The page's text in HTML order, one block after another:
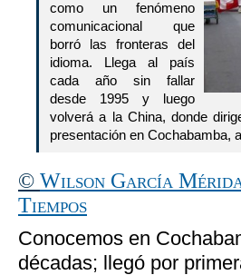
como un fenómeno
comunicacional que
borró las fronteras del
idioma. Llega al país
cada año sin fallar
desde 1995 y luego
volverá a la China, donde
presentación en Cochabamba,
© Wilson García
Tiempos
Conocemos en
décadas; llegó por